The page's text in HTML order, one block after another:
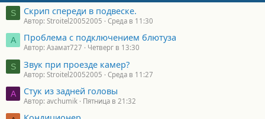
S Скрип спереди в подвеске.
Автор: Stroitel20052005 Среда в 11:30
А Проблема с подключением блютуза
Автор: Азамат727 Четверг в 13:30
S Звук при проезде камер?
Автор: Stroitel20052005 Среда в 11:27
A Стук из задней головы
Автор: avchumik Пятница в 21:32